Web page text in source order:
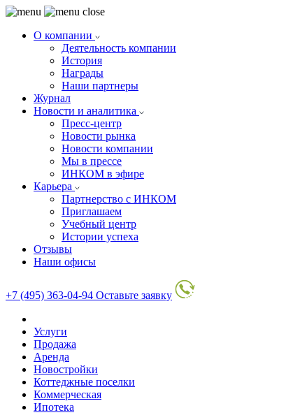
О компании
Деятельность компании
История
Награды
Наши партнеры
Журнал
Новости и аналитика
Пресс-центр
Новости рынка
Новости компании
Мы в прессе
ИНКОМ в эфире
Карьера
Партнерство с ИНКОМ
Приглашаем
Учебный центр
Истории успеха
Отзывы
Наши офисы
+7 (495) 363-04-94 Оставьте заявку
Услуги
Продажа
Аренда
Новостройки
Коттеджные поселки
Коммерческая
Ипотека